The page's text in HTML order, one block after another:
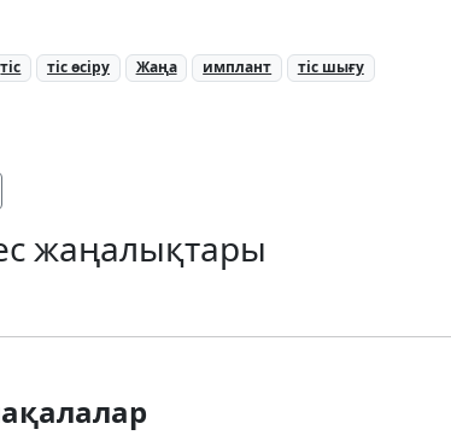
тіс тіс өсіру Жаңа имплант тіс шығу
жаңалықтары